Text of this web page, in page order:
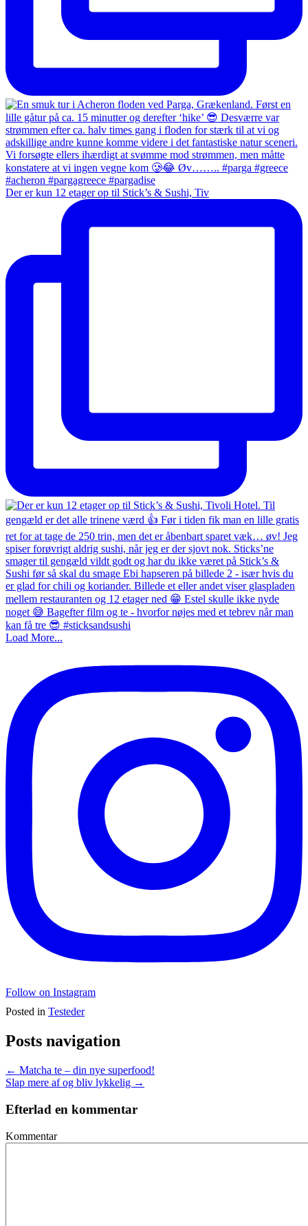
Der er kun 12 etager op til Stick’s & Sushi, Tiv
Load More...
Follow on Instagram
Posted in Testeder
Posts navigation
← Matcha te – din nye superfood!
Slap mere af og bliv lykkelig →
Efterlad en kommentar
Kommentar